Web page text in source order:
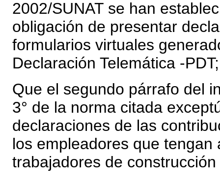
2002/SUNAT se han
obligación de presentar
formularios virtuales
Declaración Telemática -PDT;
Que el segundo párrafo del
3° de la norma citada
declaraciones de las
los empleadores que
trabajadores de construcción